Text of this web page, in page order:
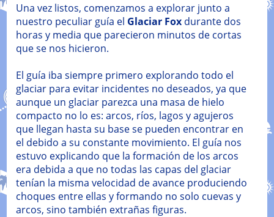
Una vez listos, comenzamos a explorar junto a
nuestro peculiar guía el Glaciar Foxdurante dos
horas y media que parecieron minutos de cortas
que se nos hicieron.
El guía iba siempre primero explorando todo el
glaciar para evitar incidentes no deseados, ya que
aunque un glaciar parezca una masa de hielo
compacto no lo es: arcos, ríos, lagos y agujeros
que llegan hasta su base se pueden encontrar en
el debido a su constante movimiento. El guía nos
estuvo explicando que la formación de los arcos
era debida a que no todas las capas del glaciar
tenían la misma velocidad de avance produciendo
choques entre ellas y formando no solo cuevas y
arcos, sino también extrañas figuras.